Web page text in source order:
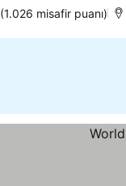
(1.026 misafir puanı)